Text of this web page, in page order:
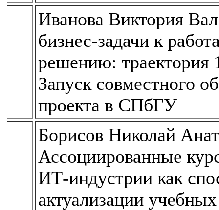
Иванова Виктория
бизнес-задачи к
решению: траектория
Запуск совместного
проекта в СПбГУ
Борисов Николай
Ассоциированные
ИТ-индустрии как
актуализации